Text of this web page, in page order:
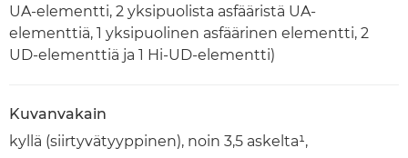
UA-elementti, 2 yksipuolista asfääristä UA-
elementtiä, 1 yksipuolinen asfäärinen elementti, 2
UD-elementtiä ja 1 Hi-UD-elementti)
Kuvanvakain
kyllä (siirtyvätyyppinen), noin 3,5 askelta¹,